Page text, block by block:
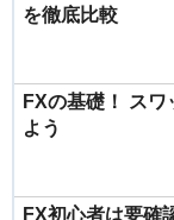
を徹底比較
FXの基礎！ ス
よう
FX初心者は要確